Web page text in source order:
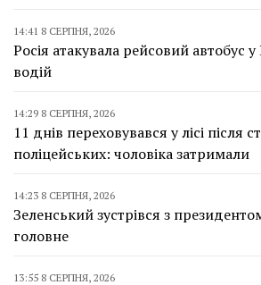
14:41 8 СЕРПНЯ, 2026
Росія атакувала рейсовий автобус у
водій
14:29 8 СЕРПНЯ, 2026
11 днів переховувався у лісі після
поліцейських: чоловіка затримали
14:23 8 СЕРПНЯ, 2026
Зеленський зустрівся з
головне
13:55 8 СЕРПНЯ, 2026